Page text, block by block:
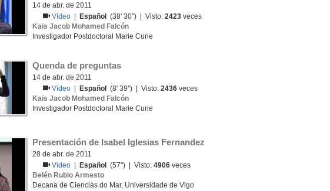
14 de abr. de 2011
Vídeo
Español (38' 30'') | Visto:2423 veces
Kais Jacob Mohamed Falcón
Investigador Postdoctoral Marie Curie
Quenda de preguntas
14 de abr. de 2011
Vídeo
Español (8' 39'') | Visto:2436 veces
Kais Jacob Mohamed Falcón
Investigador Postdoctoral Marie Curie
Presentación de Isabel Iglesias Fernandez
28 de abr. de 2011
Vídeo
Español (57'') | Visto:4906 veces
Belén Rubio Armesto
Decana de Ciencias do Mar, Universidade de Vigo